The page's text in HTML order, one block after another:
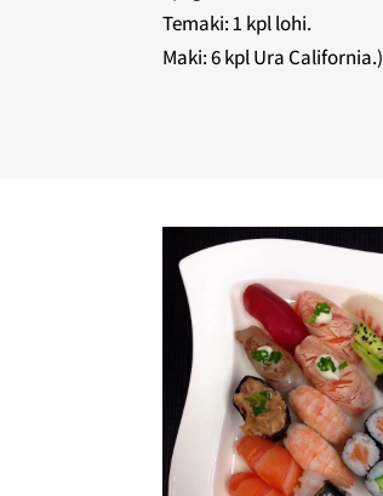
Temaki: 1 kpl lohi.
Maki: 6 kpl Ura California.)